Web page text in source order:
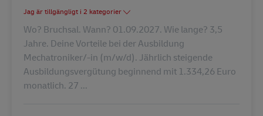
Jag är tillgängligt i 2 kategorier
Wo? Bruchsal. Wann? 01.09.2027. Wie lange? 3,5
Jahre. Deine Vorteile bei der Ausbildung
Mechatroniker/-in (m/w/d). Jährlich steigende
Ausbildungsvergütung beginnend mit 1.334,26 Euro
monatlich. 27 ...